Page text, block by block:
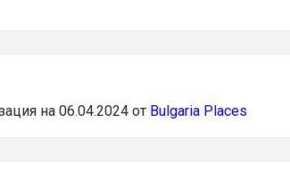
на 06.04.2024 от Bulgaria Places